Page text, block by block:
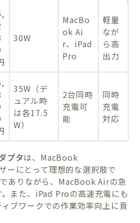
30W
MacBo
ok Ai
r、iPad
Pro
軽量
なが
ら高
出力
35W（デ
ュアル時
は各17.5
W）
2台同時
充電可
能
同時
充電
対応
プタは、MacBook
ーにとって理想的な選択肢で
ありながら、MacBook Airの急
また、iPad Proの高速充電にも
ブワークでの作業効率向上に貢